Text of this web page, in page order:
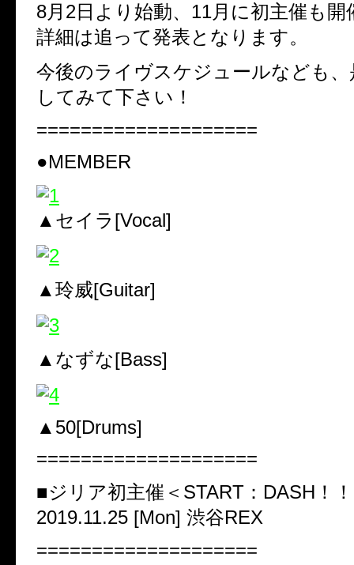
8月2日より始動、11月に初主催も開
詳細は追って発表となります。
今後のライヴスケジュールなども
してみて下さい！
====================
●MEMBER
▲セイラ[Vocal]
▲玲威[Guitar]
▲なずな[Bass]
▲50[Drums]
====================
■ジリア初主催＜START：DASH！
2019.11.25 [Mon] 渋谷REX
====================